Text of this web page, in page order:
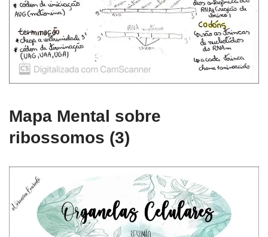
Mapa Mental sobre
ribossomos (3)